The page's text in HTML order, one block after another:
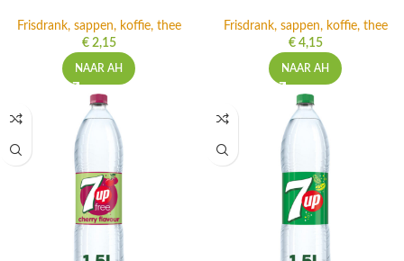
Frisdrank, sappen, koffie, thee
€2,15
NAAR AH
Frisdrank, sappen, koffie, thee
€4,15
NAAR AH